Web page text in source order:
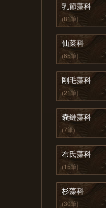
乳節藻科
(81筆)
仙菜科
(65筆)
剛毛藻科
(21筆)
囊鏈藻科
(7筆)
布氏藻科
(15筆)
杉藻科
(30筆)